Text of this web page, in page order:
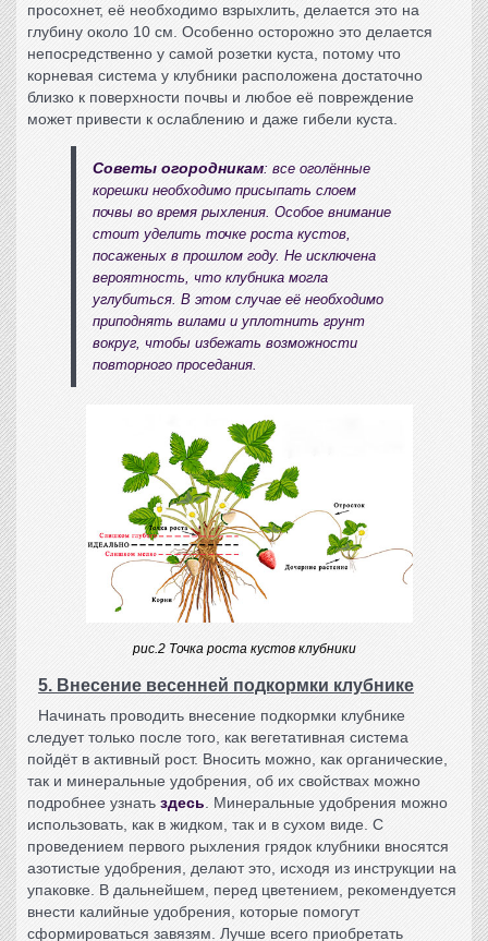
просохнет, её необходимо взрыхлить, делается это на
глубину около 10 см. Особенно осторожно это делается
непосредственно у самой розетки куста, потому что
корневая система у клубники расположена достаточно
близко к поверхности почвы и любое её повреждение
может привести к ослаблению и даже гибели куста.
Советы огородникам: все оголённые
корешки необходимо присыпать слоем
почвы во время рыхления. Особое внимание
стоит уделить точке роста кустов,
посаженых в прошлом году. Не исключена
вероятность, что клубника могла
углубиться. В этом случае её необходимо
приподнять вилами и уплотнить грунт
вокруг, чтобы избежать возможности
повторного проседания.
рис.2 Точка роста кустов клубники
5. Внесение весенней подкормки клубнике
Начинать проводить внесение подкормки клубнике
следует только после того, как вегетативная система
пойдёт в активный рост. Вносить можно, как органические,
так и минеральные удобрения, об их свойствах можно
подробнее узнать здесь . Минеральные удобрения можно
использовать, как в жидком, так и в сухом виде. С
проведением первого рыхления грядок клубники вносятся
азотистые удобрения, делают это, исходя из инструкции на
упаковке. В дальнейшем, перед цветением, рекомендуется
внести калийные удобрения, которые помогут
сформироваться завязям. Лучше всего приобретать